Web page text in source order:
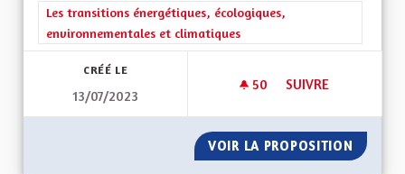
Filtrer les résultats de la catégorie : Les transitions
Les transitions énergétiques, écologiques,
environnementales et climatiques
CRÉÉ LE
13/07/2023
50 50 ABONNÉS
SUIVRE
VOIR LA PROPOSITION